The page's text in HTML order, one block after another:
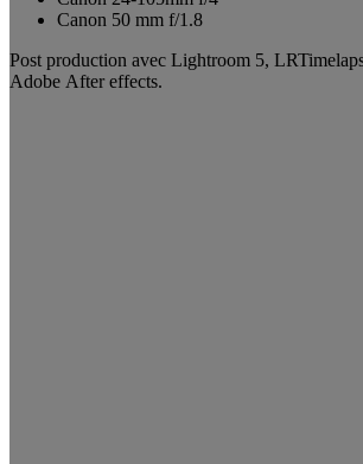
Canon 50 mm f/1.8
Post production avec Lightroom 5,
Adobe After effects.